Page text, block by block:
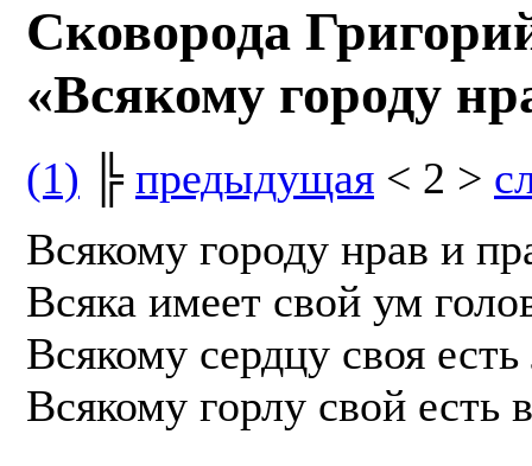
Сковорода
«Всякому городу
(1) ╠ предыдущая < 2 >
Всякому городу нрав и
Всяка имеет свой ум
Всякому сердцу своя
Всякому горлу свой есть